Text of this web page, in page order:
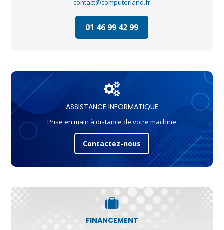
contact@computerland.fr
01 46 99 42 99
ASSISTANCE INFORMATIQUE
Prise en main à distance de votre machine
Contactez-nous
FINANCEMENT